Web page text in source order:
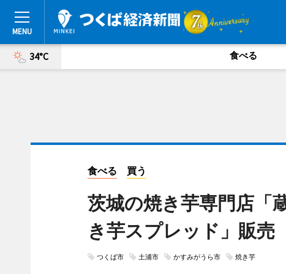
34°C 食べる
食べる 買う
茨城の焼き芋専門店「
き芋スプレッド」販売
つくば市 土浦市 かすみがうら市 焼き芋